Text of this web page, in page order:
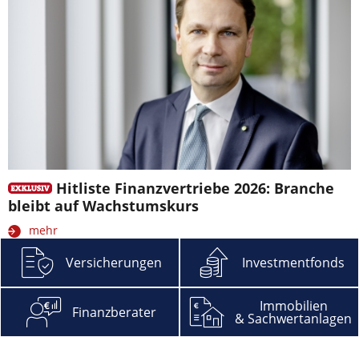
Hitliste Finanzvertriebe 2026: Branche
bleibt auf Wachstumskurs
mehr
Versicherungen Investmentfonds
Finanzberater Immobilien
& Sachwertanlagen